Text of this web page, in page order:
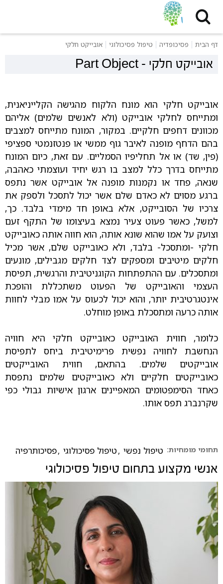
דף הבית פסיכופדיה טיפול פסיכולוגי אובייקט חלקי
Part Object - אובייקט חלקי
אובייקט חלקי הוא מונח הלקוח מהגישה הקלייניאנית,
ומתייחס לחלקי אובייקט (ולא לאנשים שלמים) אליהם
מכוונים דחפים חלקיים. במקור, המונח מתייחס למצבים
בהם הדחף מופנה לאיבר גוף ממשי או פנטזנמטי ספציפי
(פין, שד) או אל תחליפיו הסמליים. עם זאת, כיום המונח
מתייחס בדרך כלל למצב בו רגש יחיד ועוצמתי כאהבה,
שנאה, פחד או נקמנות מופנה אל אובייקט אשר נתפס
ברגע מסוים לא כאדם שלם אשר יכול לתסכל ולספק את
צרכיו של הסובייקט, אלא באופן חד מימדי בלבד. כך,
למשל, כאשר פעוט צעיר נמצא בעיצומו של התקף זעם
וצועק על אמו שהוא שונא אותה, הוא חווה אותה כאובייקט
חלקי -ומתסכל- בלבד, ולא כאובייקט שלם, אשר מכיל
חלקים מיטיבים ומספקים לצד חלקים מגבילים, מונעים
ומתסכלים. עם ההתפתחות הקוגניטיבית והרגשית, תפיסת
העצמי והאובייקט של הפעוט משתכללת והופכת
אינטגרטיבית יותר, והוא יכול לכעוס על אמו מבלי לחוות
אותה כרעה ומתסכלת באופן מוחלט.
כלומר, חווית האובייקט כאובייקט חלקי היא חוויה
הנחשבת לחוויה נפשית פרימיטיבית ביחס לתפיסת
אובייקטים שלמים. בהתאם, חווית האובייקטים
כאובייקטים חלקיים ולא כאובייקטים שלמים נתפסת
כאחד הסימפטומים המאפיינים ארגון אישיות גבולי כפי
שקרנברג תפס אותו.
תחומי מומחיות: טיפול נפשי ,טיפול פסיכולוגי ,פסיכותרפיה
אנשי מקצוע בתחום טיפול פסיכולוגי